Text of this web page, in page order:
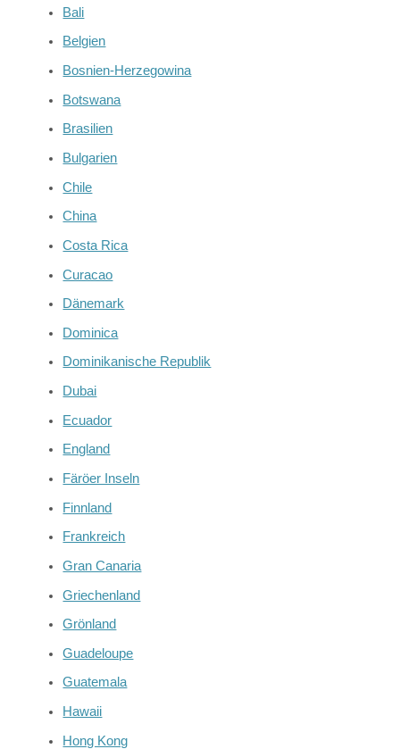
Bali
Belgien
Bosnien-Herzegowina
Botswana
Brasilien
Bulgarien
Chile
China
Costa Rica
Curacao
Dänemark
Dominica
Dominikanische Republik
Dubai
Ecuador
England
Färöer Inseln
Finnland
Frankreich
Gran Canaria
Griechenland
Grönland
Guadeloupe
Guatemala
Hawaii
Hong Kong